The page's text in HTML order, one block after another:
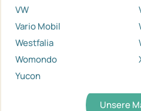
VW
Vario Mobil
Westfalia
Womondo
Yucon
Unsere